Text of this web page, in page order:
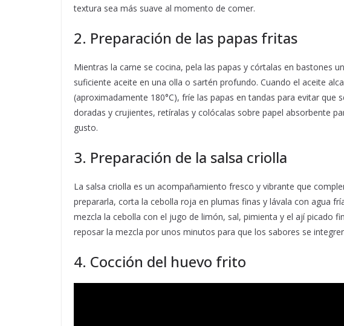
textura sea más suave al momento de comer.
2. Preparación de las papas fritas
Mientras la carne se cocina, pela las papas y córtalas en bastones
suficiente aceite en una olla o sartén profundo. Cuando el aceite
(aproximadamente 180°C), fríe las papas en tandas para evitar que
doradas y crujientes, retíralas y colócalas sobre papel absorbente
gusto.
3. Preparación de la salsa criolla
La salsa criolla es un acompañamiento fresco y vibrante que
prepararla, corta la cebolla roja en plumas finas y lávala con agua
mezcla la cebolla con el jugo de limón, sal, pimienta y el ají picado
reposar la mezcla por unos minutos para que los sabores se
4. Cocción del huevo frito